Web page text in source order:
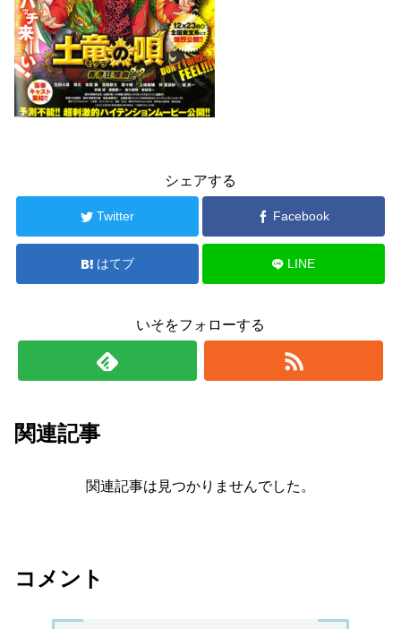
シェアする
Twitter Facebook
はてブ LINE
いそをフォローする
関連記事
関連記事は見つかりませんでした。
コメント